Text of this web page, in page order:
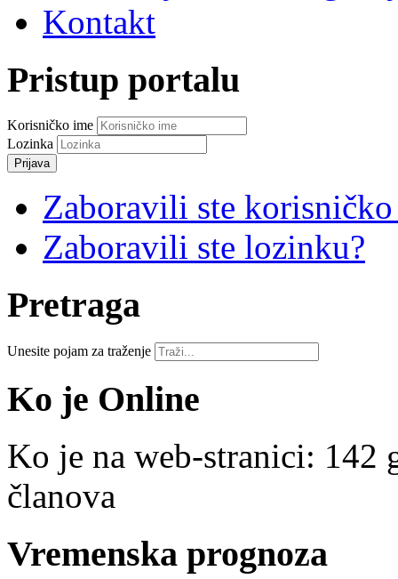
Kontakt
Pristup portalu
Korisničko ime
Lozinka
Prijava
Zaboravili ste korisničko
Zaboravili ste lozinku?
Pretraga
Unesite pojam za traženje
Ko je Online
Ko je na web-stranici:
članova
Vremenska prognoza